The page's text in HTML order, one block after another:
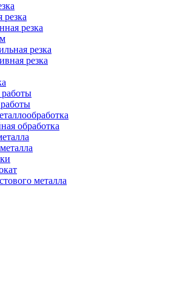
резка
резка
резка
резка
обработка
металла